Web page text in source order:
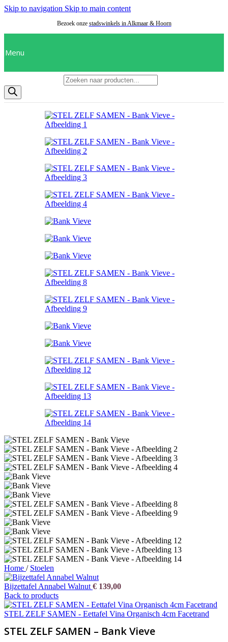
Skip to navigation Skip to main content
Bezoek onze stadswinkels in Alkmaar & Hoorn
Menu
Home / Stoelen
Bijzettafel Annabel Walnut € 139,00
Back to products
STEL ZELF SAMEN - Eettafel Vina Organisch 4cm Facetrand
STEL ZELF SAMEN – Bank Vieve